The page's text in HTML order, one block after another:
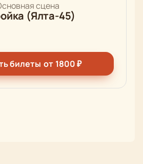
сцена
(Ялта-45)
билеты от 1800₽